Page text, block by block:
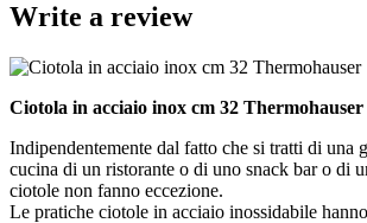
Write a review
Ciotola in acciaio inox cm 32 Thermohauser
Indipendentemente dal fatto che si tratti di una
cucina di un ristorante o di uno snack bar o di
ciotole non fanno eccezione.
Le pratiche ciotole in acciaio inossidabile